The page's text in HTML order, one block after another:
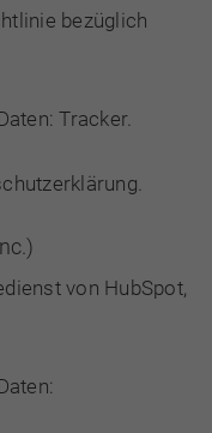
bezüglich
Tracker.
.
von HubSpot,